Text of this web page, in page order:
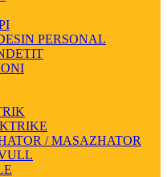
PERSONAL
/ MASAZHATOR